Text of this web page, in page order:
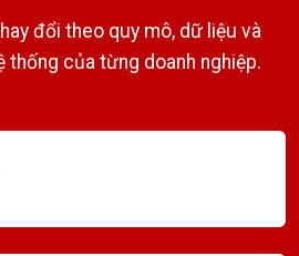
đổi theo quy mô, dữ liệu và
thống của từng doanh nghiệp.